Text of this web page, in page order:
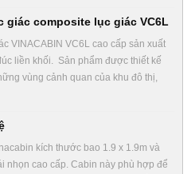
giác composite lục giác VC6L
VINACABIN VC6L cao cấp sản xuất
liền khối. Sản phẩm được thiết kế
vùng cảnh quan của khu đô thị,
kích thước bao 1.9 x 1.9m và
nhọn cao cấp. Cabin này phù hợp để